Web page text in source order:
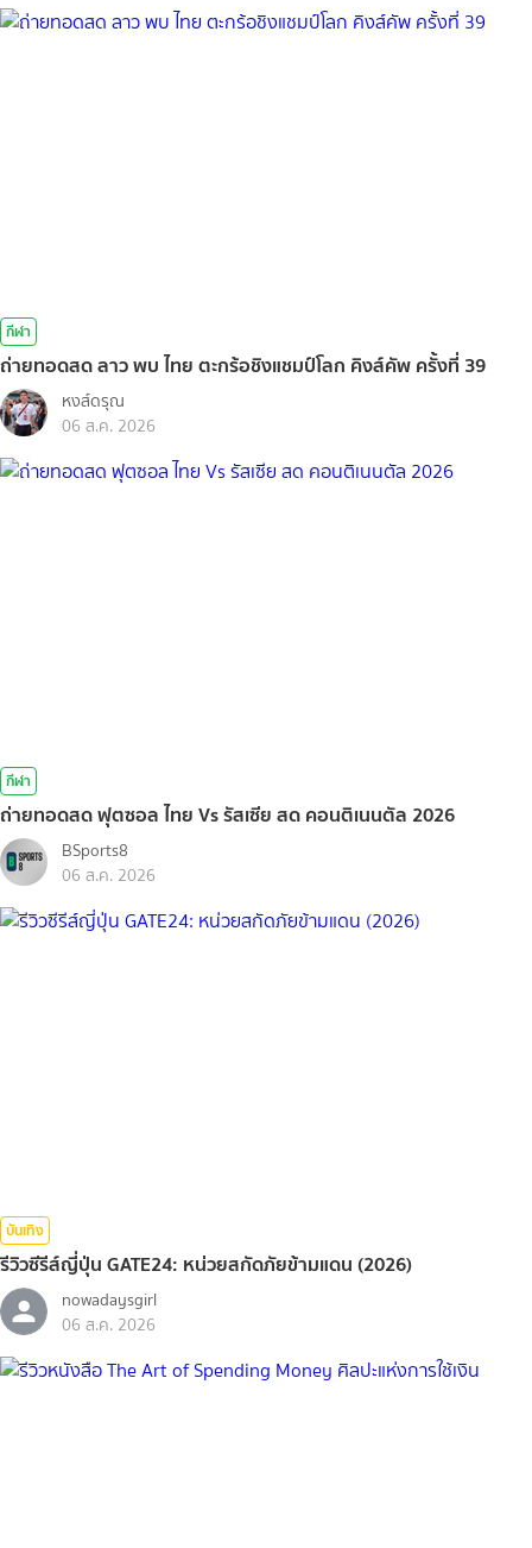
กีฬา
ถ่ายทอดสด ลาว พบ ไทย ตะกร้อชิงแชมป์โลก คิงส์คัพ ครั้งที่ 39
หงส์ดรุณ
06 ส.ค. 2026
กีฬา
ถ่ายทอดสด ฟุตซอล ไทย Vs รัสเซีย สด คอนติเนนตัล 2026
BSports8
06 ส.ค. 2026
บันเทิง
รีวิวซีรีส์ญี่ปุ่น GATE24: หน่วยสกัดภัยข้ามแดน (2026)
nowadaysgirl
06 ส.ค. 2026